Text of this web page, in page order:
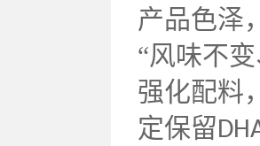
产品色泽
“风味不
强化配料
定保留